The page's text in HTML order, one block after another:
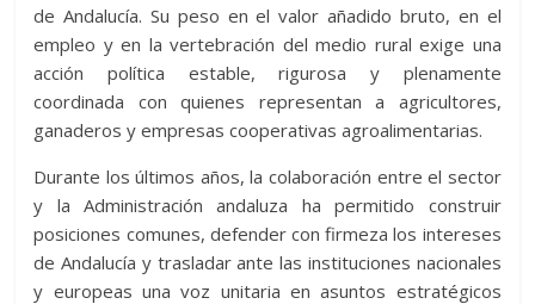
de Andalucía. Su peso en el valor añadido bruto, en el
empleo y en la vertebración del medio rural exige una
acción política estable, rigurosa y plenamente
coordinada con quienes representan a agricultores,
ganaderos y empresas cooperativas agroalimentarias.
Durante los últimos años, la colaboración entre el sector
y la Administración andaluza ha permitido construir
posiciones comunes, defender con firmeza los intereses
de Andalucía y trasladar ante las instituciones nacionales
y europeas una voz unitaria en asuntos estratégicos